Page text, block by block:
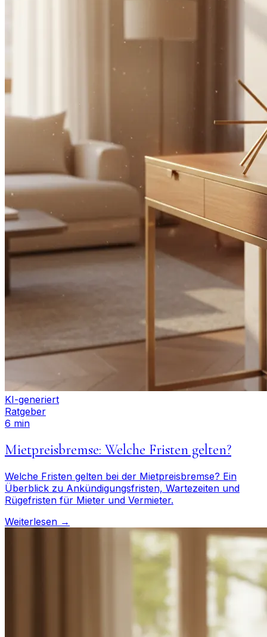
KI-generiert
Ratgeber
6 min
Mietpreisbremse: Welche Fristen gelten?
Welche Fristen gelten bei der Mietpreisbremse? Ein
Überblick zu Ankündigungsfristen, Wartezeiten und
Rügefristen für Mieter und Vermieter.
Weiterlesen →